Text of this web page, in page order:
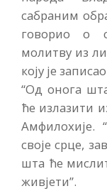
сабраним
говорио о
молитву из
коју је
“Од онога
ће излазити
Амфилохије.
своје срце,
шта ће
живјети”.